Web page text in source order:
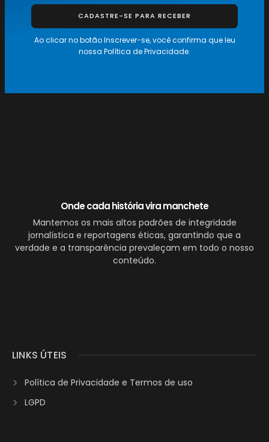
CADASTRE-SE PARA RECEBER
Ao clicar no botão Inscrever-se, você confirma que leu
nossa Política de Privacidade.
Onde cada história vira manchete
Mantemos os mais altos padrões de integridade
jornalística e reportagens éticas, garantindo que a
verdade e a transparência prevaleçam em todo o nosso
conteúdo.
LINKS ÚTEIS
Política de Privacidade e Termos de uso
LGPD